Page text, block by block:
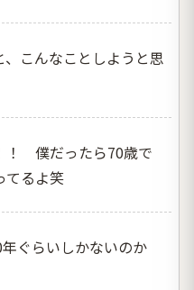
こんなことしようと思
！ 僕だったら70歳で
てるよ笑
ぐらいしかないのか